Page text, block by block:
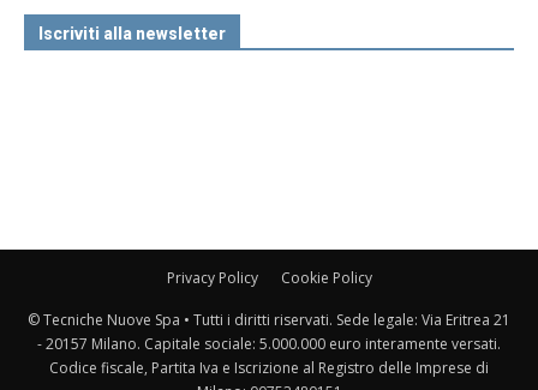
Iscriviti alla newsletter
Privacy Policy Cookie Policy
© Tecniche Nuove Spa • Tutti i diritti riservati. Sede legale: Via Eritrea 21
- 20157 Milano. Capitale sociale: 5.000.000 euro interamente versati.
Codice fiscale, Partita Iva e Iscrizione al Registro delle Imprese di